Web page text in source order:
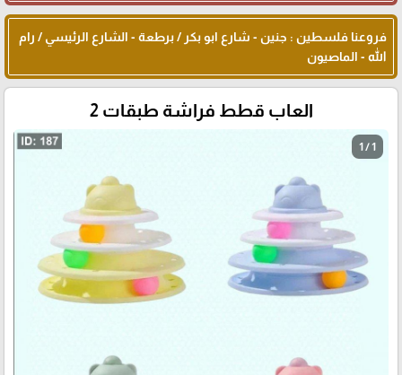
فروعنا فلسطين : جنين - شارع ابو بكر / برطعة - الشارع الرئيسي / رام
الله - الماصيون
العاب قطط فراشة طبقات 2
1 / 1